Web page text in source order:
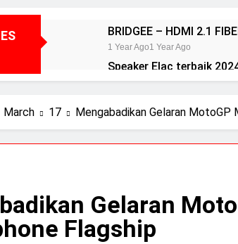
BRIDGEE – HDMI 2.1
1 Year Ago1 Year Ago
Speaker Elac terbaik
2 Years Ago
2 Years Ago2 Years Ago
March 17 Mengabadikan Gelaran MotoGP
Gelaran
Flagship